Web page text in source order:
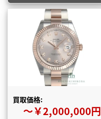
買取価格:
〜￥2,000,000円